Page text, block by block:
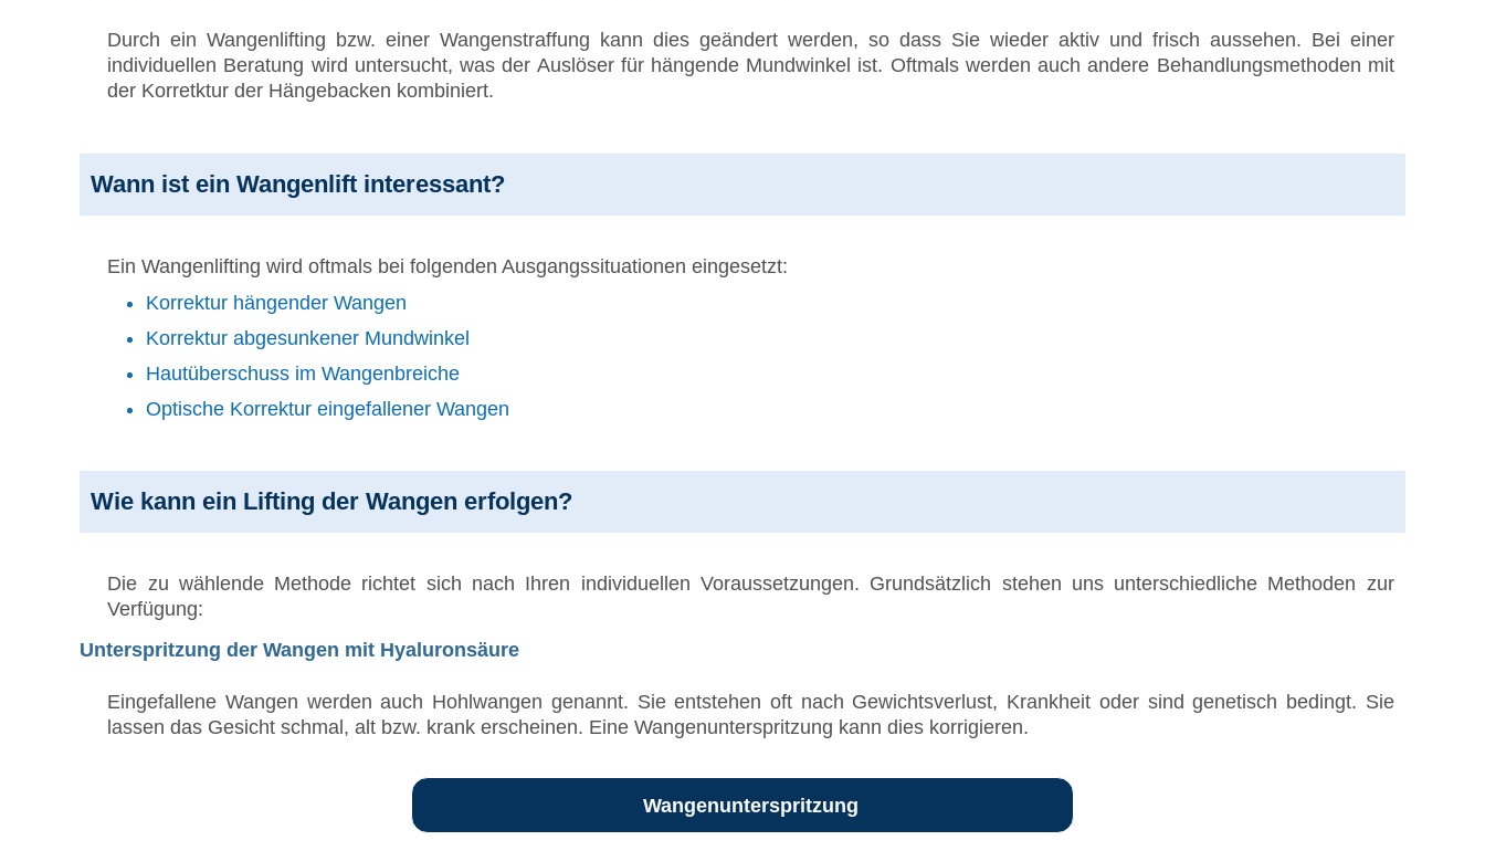
Durch ein Wangenlifting bzw. einer Wangenstraffung kann dies geändert werden, so dass Sie wieder aktiv und frisch aussehen. Bei einer
individuellen Beratung wird untersucht, was der Auslöser für hängende Mundwinkel ist. Oftmals werden auch andere Behandlungsmethoden mit
der Korretktur der Hängebacken kombiniert.
Wann ist ein Wangenlift interessant?
Ein Wangenlifting wird oftmals bei folgenden Ausgangssituationen eingesetzt:
Korrektur hängender Wangen
Korrektur abgesunkener Mundwinkel
Hautüberschuss im Wangenbreiche
Optische Korrektur eingefallener Wangen
Wie kann ein Lifting der Wangen erfolgen?
Die zu wählende Methode richtet sich nach Ihren individuellen Voraussetzungen. Grundsätzlich stehen uns unterschiedliche Methoden zur
Verfügung:
Unterspritzung der Wangen mit Hyaluronsäure
Eingefallene Wangen werden auch Hohlwangen genannt. Sie entstehen oft nach Gewichtsverlust, Krankheit oder sind genetisch bedingt. Sie
lassen das Gesicht schmal, alt bzw. krank erscheinen. Eine Wangenunterspritzung kann dies korrigieren.
Wangenunterspritzung